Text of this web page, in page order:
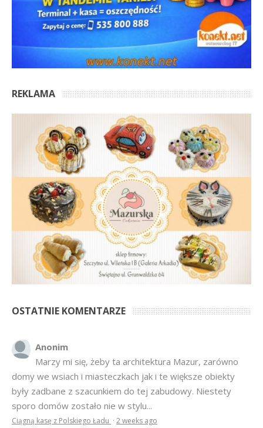
REKLAMA
OSTATNIE KOMENTARZE
Anonim
Marzy mi się, żeby ta architektura Mazur, zarówno
domy we wsiach i miasteczkach jak i te większe obiekty
były zadbane z szacunkiem do tej zabudowy. Niestety
sporo domów zostało nie w stylu...
Ciągną kasę z Polskiego Ładu · 2 weeks ago